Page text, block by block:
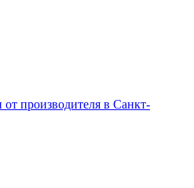
производителя в Санкт-